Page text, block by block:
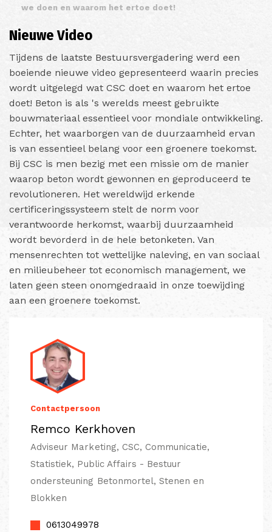
we doen en waarom het ertoe doet!
Nieuwe Video
Tijdens de laatste Bestuursvergadering werd een
boeiende nieuwe video gepresenteerd waarin precies
wordt uitgelegd wat CSC doet en waarom het ertoe
doet! Beton is als 's werelds meest gebruikte
bouwmateriaal essentieel voor mondiale ontwikkeling.
Echter, het waarborgen van de duurzaamheid ervan
is van essentieel belang voor een groenere toekomst.
Bij CSC is men bezig met een missie om de manier
waarop beton wordt gewonnen en geproduceerd te
revolutioneren. Het wereldwijd erkende
certificeringssysteem stelt de norm voor
verantwoorde herkomst, waarbij duurzaamheid
wordt bevorderd in de hele betonketen. Van
mensenrechten tot wettelijke naleving, en van sociaal
en milieubeheer tot economisch management, we
laten geen steen onomgedraaid in onze toewijding
aan een groenere toekomst.
Contactpersoon
Remco Kerkhoven
Adviseur Marketing, CSC, Communicatie,
Statistiek, Public Affairs - Bestuur
ondersteuning Betonmortel, Stenen en
Blokken
0613049978